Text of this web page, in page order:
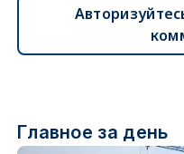
Главное за день